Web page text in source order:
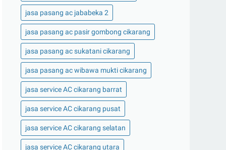
jasa pasang ac jababeka 2
jasa pasang ac pasir gombong cikarang
jasa pasang ac sukatani cikarang
jasa pasang ac wibawa mukti cikarang
jasa service AC cikarang barrat
jasa service AC cikarang pusat
jasa service AC cikarang selatan
jasa service AC cikarang utara